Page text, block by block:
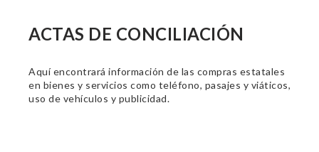
ACTAS DE CONCILIACIÓN
Aquí encontrará información de las compras estatales
en bienes y servicios como teléfono, pasajes y viáticos,
uso de vehículos y publicidad.